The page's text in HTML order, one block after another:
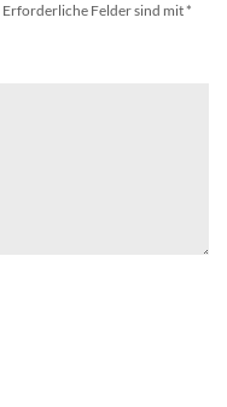
Erforderliche Felder sind mit *